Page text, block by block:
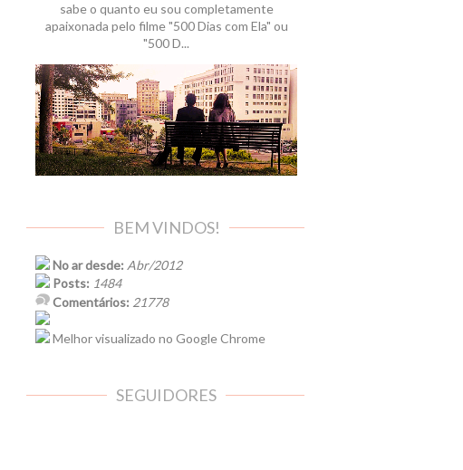
sabe o quanto eu sou completamente
apaixonada pelo filme "500 Dias com Ela" ou
"500 D...
BEM VINDOS!
No ar desde: Abr/2012
Posts: 1484
Comentários: 21778
Melhor visualizado no Google Chrome
SEGUIDORES